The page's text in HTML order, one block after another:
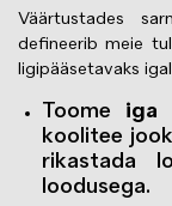
Väärtustades
defineerib meie
ligipääsetavaks
Toome iga
koolitee
rikastada
loodusega.